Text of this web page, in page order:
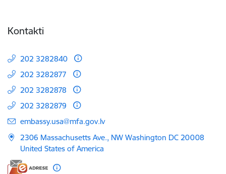
Kontakti
202 3282840
202 3282877
202 3282878
202 3282879
E-pasts:
embassy.usa@mfa.gov.lv
2306 Massachusetts Ave., NW Washington DC 20008
United States of America